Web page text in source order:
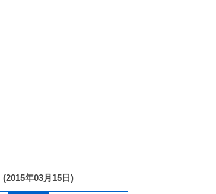
(2015年03月15日)